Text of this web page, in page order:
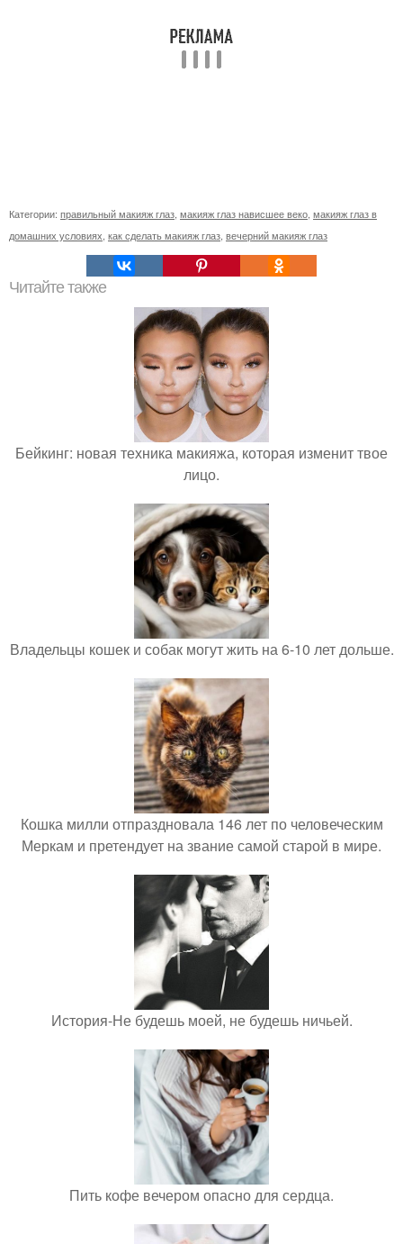
Категории: правильный макияж глаз макияж глаз нависшее веко макияж глаз в
домашних условиях как сделать макияж глаз вечерний макияж глаз
Читайте также
Бейкинг: новая техника макияжа, которая изменит твое
лицо.
Владельцы кошек и собак могут жить на 6-10 лет дольше.
Кошка милли отпраздновала 146 лет по человеческим
Меркам и претендует на звание самой старой в мире.
История-Не будешь моей, не будешь ничьей.
Пить кофе вечером опасно для сердца.